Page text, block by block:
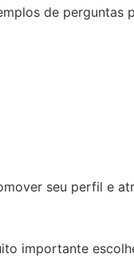
de
seu perfil e
importante